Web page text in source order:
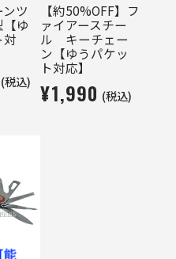
ツ
ゆ
対
(税込)
【約50%OFF】フ
ァイアースチー
ル キーチェー
ン【ゆうパケッ
ト対応】
¥1,990 (税込)